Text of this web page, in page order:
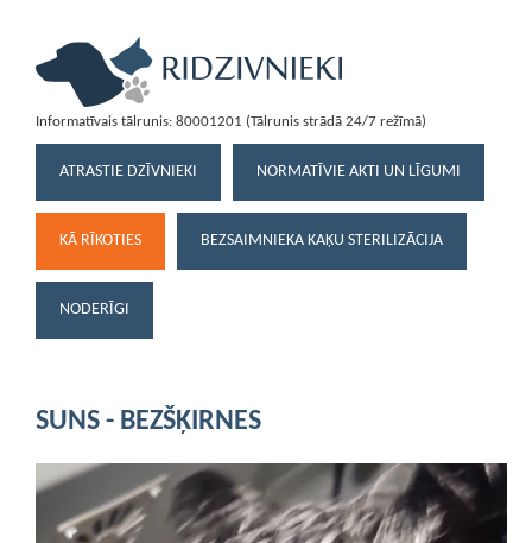
Informatīvais tālrunis: 80001201 (Tālrunis strādā 24/7 režīmā)
ATRASTIE DZĪVNIEKI NORMATĪVIE AKTI UN LĪGUMI
KĀ RĪKOTIES BEZSAIMNIEKA KAĶU STERILIZĀCIJA
NODERĪGI
SUNS - BEZŠĶIRNES